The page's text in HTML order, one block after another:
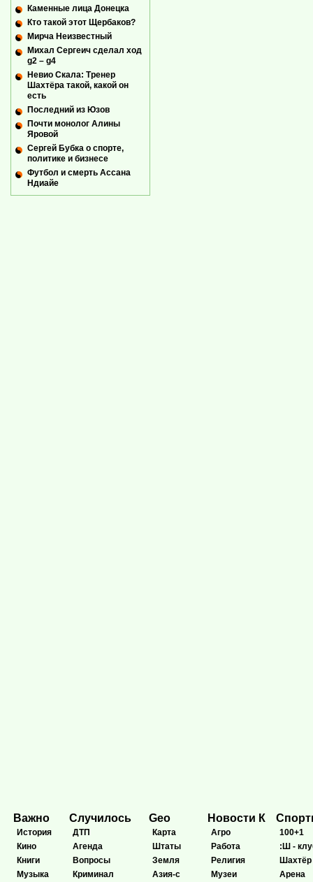
Каменные лица Донецка
Кто такой этот Щербаков?
Мирча Неизвестный
Михал Сергеич сделал ход
g2 – g4
Невио Скала: Тренер
Шахтёра такой, какой он
есть
Последний из Юзов
Почти монолог Алины
Яровой
Сергей Бубка о спорте,
политике и бизнесе
Футбол и смерть Ассана
Ндиайе
Важно
История
Кино
Книги
Музыка
Случилось
ДТП
Агенда
Вопросы
Криминал
Geo
Карта
Штаты
Земля
Азия-с
Новости К
Агро
Работа
Религия
Музеи
100+1
:Ш -
Шахтёр
Арена